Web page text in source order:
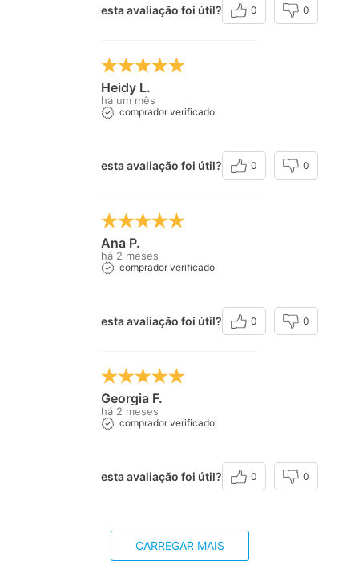
esta avaliação foi útil? 0 0
Heidy L.
há um mês
comprador verificado
esta avaliação foi útil? 0 0
Ana P.
há 2 meses
comprador verificado
esta avaliação foi útil? 0 0
Georgia F.
há 2 meses
comprador verificado
esta avaliação foi útil? 0 0
CARREGAR MAIS